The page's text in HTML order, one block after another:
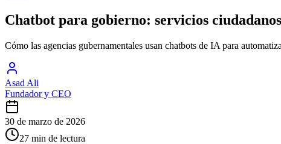
Chatbot para gobierno: servicios
Cómo las agencias gubernamentales usan chatbots de IA para
Asad Ali
Fundador y CEO
30 de marzo de 2026
27 min de lectura